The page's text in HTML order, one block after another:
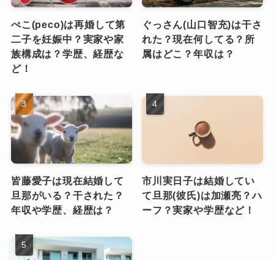
ぺこ(peco)は再婚して第
二子を妊娠中？実家や家
族構成は？学歴、経歴な
ど！
ぐっさん(山口智充)は干さ
れた？現在何してる？所
属はどこ？年収は？
皆藤愛子は現在結婚して
旦那がいる？干された？
年収や学歴、経歴は？
市川実日子は結婚してい
て旦那(彼氏)は加瀬亮？ハ
ーフ？実家や学歴など！